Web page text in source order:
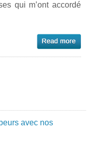
qui m’ont accordé
avec nos